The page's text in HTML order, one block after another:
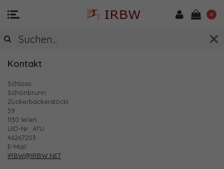
0
KONTAKT & ANFAHRT
Kontakt
Schloss
Schönbrunn
Zuckerbäckerstöckl
39
1130 Wien
UID-Nr.: ATU
46267203
E-Mail:
IRBW@IRBW.NET